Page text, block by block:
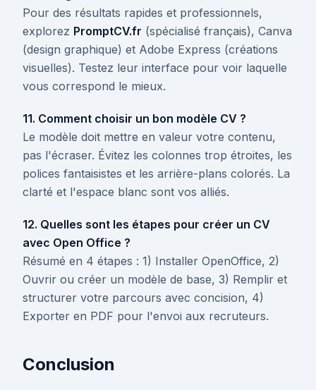
Pour des résultats rapides et professionnels,
explorez PromptCV.fr (spécialisé français), Canva
(design graphique) et Adobe Express (créations
visuelles). Testez leur interface pour voir laquelle
vous correspond le mieux.
11. Comment choisir un bon modèle CV ?
Le modèle doit mettre en valeur votre contenu,
pas l'écraser. Évitez les colonnes trop étroites, les
polices fantaisistes et les arrière-plans colorés. La
clarté et l'espace blanc sont vos alliés.
12. Quelles sont les étapes pour créer un CV
avec Open Office ?
Résumé en 4 étapes : 1) Installer OpenOffice, 2)
Ouvrir ou créer un modèle de base, 3) Remplir et
structurer votre parcours avec concision, 4)
Exporter en PDF pour l'envoi aux recruteurs.
Conclusion